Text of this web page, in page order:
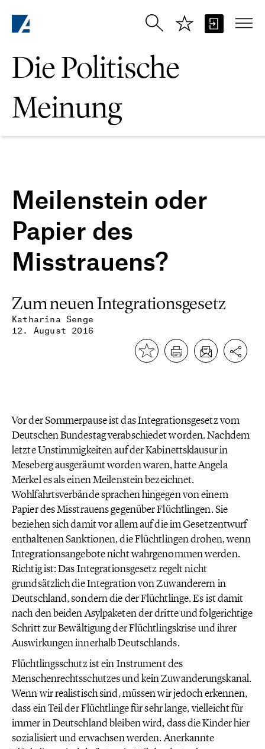
Die Politische
Meinung
Meilenstein oder
Papier des
Misstrauens?
Katharina Senge
12. August 2016
Zum neuen Integrationsgesetz
Vor der Sommerpause ist das Integrationsgesetz vom
Deutschen Bundestag verabschiedet worden. Nachdem
letzte Unstimmigkeiten auf der Kabinettsklausur in
Meseberg ausgeräumt worden waren, hatte Angela
Merkel es als einen Meilenstein bezeichnet.
Wohlfahrtsverbände sprachen hingegen von einem
Papier des Misstrauens gegenüber Flüchtlingen. Sie
beziehen sich damit vor allem auf die im Gesetzentwurf
enthaltenen Sanktionen, die Flüchtlingen drohen, wenn
Integrationsangebote nicht wahrgenommen werden.
Richtig ist: Das Integrationsgesetz regelt nicht
grundsätzlich die Integration von Zuwanderern in
Deutschland, sondern die der Flüchtlinge. Es ist damit
nach den beiden Asylpaketen der dritte und folgerichtige
Schritt zur Bewältigung der Flüchtlingskrise und ihrer
Auswirkungen innerhalb Deutschlands.
Flüchtlingsschutz ist ein Instrument des
Menschenrechtsschutzes und kein Zuwanderungskanal.
Wenn wir realistisch sind, müssen wir jedoch erkennen,
dass ein Teil der Flüchtlinge für sehr lange, vielleicht für
immer in Deutschland bleiben wird, dass die Kinder hier
sozialisiert und erwachsen werden. Anerkannte